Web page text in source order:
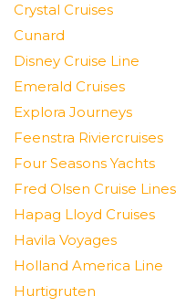
Crystal Cruises
Cunard
Disney Cruise Line
Emerald Cruises
Explora Journeys
Feenstra Riviercruises
Four Seasons Yachts
Fred Olsen Cruise Lines
Hapag Lloyd Cruises
Havila Voyages
Holland America Line
Hurtigruten